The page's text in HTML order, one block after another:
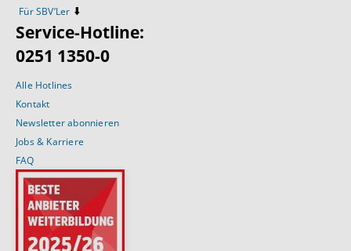
Für SBV’Ler ⬇️
Service-Hotline:
0251 1350-0
Alle Hotlines
Kontakt
Newsletter abonnieren
Jobs & Karriere
FAQ